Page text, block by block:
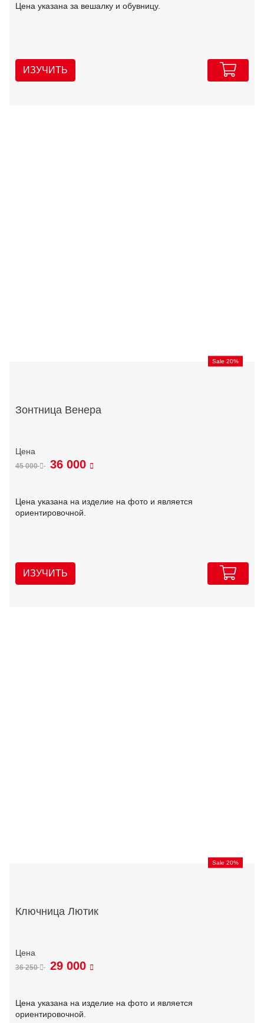
Цена указана за вешалку и обувницу.
ИЗУЧИТЬ
Sale 20%
Зонтница Венера
45 000 36 000
Цена указана на изделие на фото и является
ориентировочной.
ИЗУЧИТЬ
Sale 20%
Ключница Лютик
36 250 29 000
Цена указана на изделие на фото и является
ориентировочной.